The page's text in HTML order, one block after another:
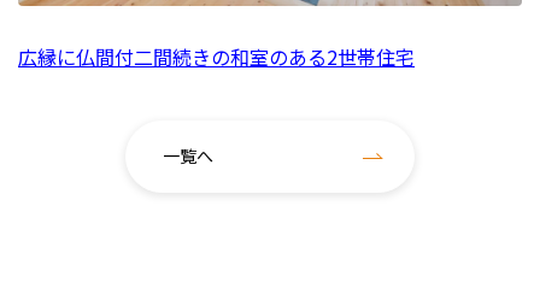
広縁に仏間付二間続きの和室のある2世帯住宅
一覧へ